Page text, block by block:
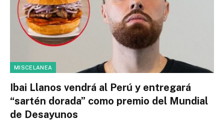
MISCELANEA
Ibai Llanos vendrá al Perú y entregará
“sartén dorada” como premio del Mundial
de Desayunos